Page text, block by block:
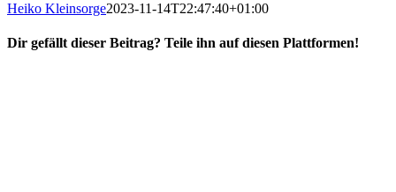
Heiko Kleinsorge2023-11-14T22:47:40+01:00
Dir gefällt dieser Beitrag? Teile ihn auf diesen Plattformen!